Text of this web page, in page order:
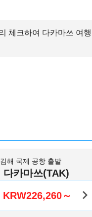
체크하여 다카마쓰 여행
김해 국제 공항 출발
다카마쓰(TAK)
KRW226,260～